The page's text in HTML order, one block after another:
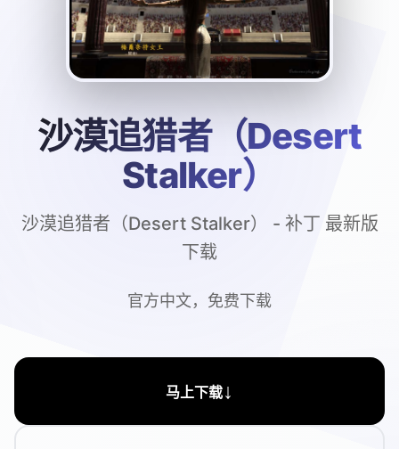
沙漠追猎者（Desert
Stalker）
沙漠追猎者（Desert Stalker） - 补丁 最新版
下载
官方中文，免费下载
马上下载↓